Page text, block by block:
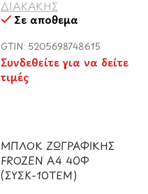
ΔΙΑΚΑΚΗΣ
Σε απόθεμα
GTIN: 5205698748615
Συνδεθείτε για να δείτε
τιμές
ΜΠΛΟΚ ΖΩΓΡΑΦΙΚΗΣ
FROZEN A4 40Φ
(ΣΥΣΚ-10ΤΕΜ)